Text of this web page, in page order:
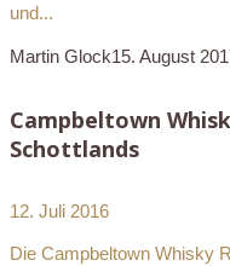
und...
Martin Glock15. August
Campbeltown
Schottlands
12. Juli 2016
Die Campbeltown Whisky